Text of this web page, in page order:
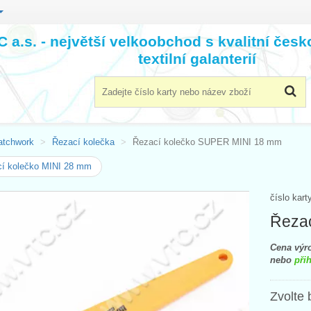
a.s. - největší velkoobchod s kvalitní
textilní galanterií
Řezací kolečka Řezací kolečko SUPER MINI 18 mm
kolečko MINI 28 mm
číslo
Cena
nebo
Zvolte